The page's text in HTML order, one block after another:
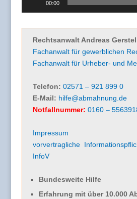
00:00
Rechtsanwalt Andreas Gerstel
Fachanwalt für gewerblichen
Fachanwalt für Urheber- und
Telefon: 02571 – 921 899 0
E-Mail: hilfe@abmahnung.de
Notfallnummer: 0160 –
Impressum
vorvertragliche
InfoV
Bundesweite Hilfe
Erfahrung mit über 10.000